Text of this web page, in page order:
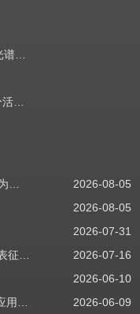
S2 PUMA Series Ⅱ能量色散型X射线荧光光谱仪（EDXRF）
LabMaster-Aw Neo台式控温型高精度水分活度测定仪
仪器优选 | Sherwood M410火焰光度计，为用户检测提供值得信赖的基准方案
2026-08-05
2026-08-05
2026-07-31
Biolin Theta系列接触角测量 | 如何在表面表征应用中使用接触角：后退角
2026-07-16
2026-06-10
电声法Zeta电位分析仪的基本检测原理及应用场景
2026-06-09